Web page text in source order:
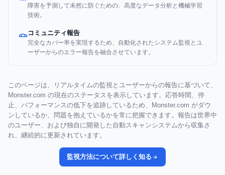
障害を予測して未然に防ぐための、高度なデータ分析と機械学習
技術。
コミュニティ報告
完全なカバー率を実現するため、自動化されたシステム監視とユ
ーザーからのエラー報告を融合させています。
このページは、リアルタイムの監視とユーザーからの報告に基づいて、
Monster.com の現在のステータスを表示しています。応答時間、停
止、パフォーマンスの低下を追跡しているため、Monster.com がダウ
ンしているか、問題を抱えているかを常に把握できます。報告は世界中
のユーザー、および独自に開発した自動スキャンシステムから収集さ
れ、継続的に更新されています。
監視方法について詳しく知る